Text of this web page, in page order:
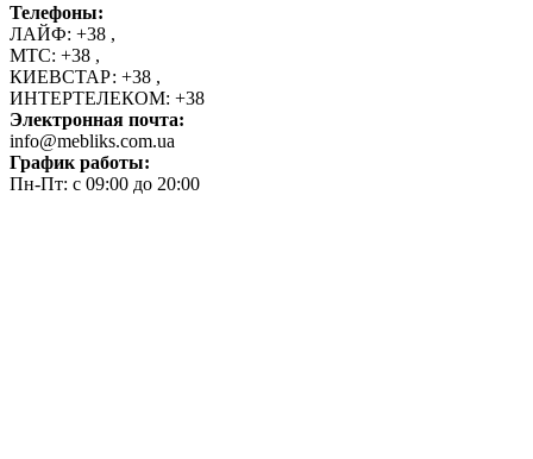
Телефоны:
ЛАЙФ: +38 ,
МТС: +38 ,
КИЕВСТАР: +38 ,
ИНТЕРТЕЛЕКОМ: +38
Электронная почта:
info@mebliks.com.ua
График работы:
Пн-Пт: с 09:00 до 20:00